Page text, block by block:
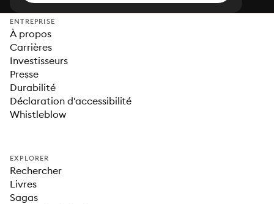
ENTREPRISE
À propos
Carrières
Investisseurs
Presse
Durabilité
Déclaration d'accessibilité
Whistleblow
EXPLORER
Rechercher
Livres
Sagas